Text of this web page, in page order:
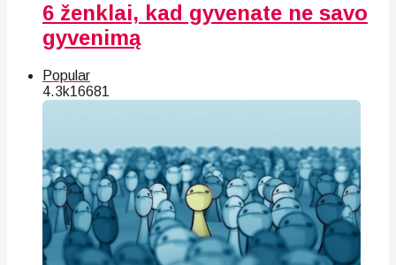
6 ženklai, kad gyvenate ne savo
gyvenimą
Popular
4.3k16681